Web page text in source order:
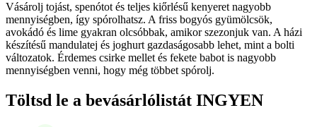
Vásárolj tojást, spenótot és teljes kiőrlésű kenyeret nagyobb
mennyiségben, így spórolhatsz. A friss bogyós gyümölcsök,
avokádó és lime gyakran olcsóbbak, amikor szezonjuk van. A házi
készítésű mandulatej és joghurt gazdaságosabb lehet, mint a bolti
változatok. Érdemes csirke mellet és fekete babot is nagyobb
mennyiségben venni, hogy még többet spórolj.
Töltsd le a bevásárlólistát INGYEN